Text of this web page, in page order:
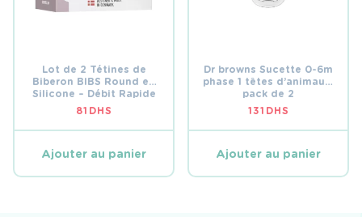
Lot de 2 Tétines de
Biberon BIBS Round en
Silicone – Débit Rapide
(Fast Flow) – 4M+
81 DHS
Ajouter au panier
Dr browns Sucette 0-6m
phase 1 têtes d’animaux,
pack de 2
131 DHS
Ajouter au panier